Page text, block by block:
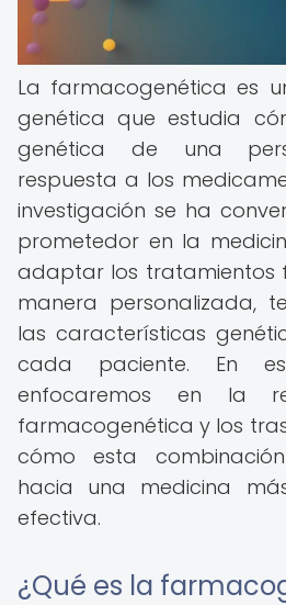
La farmacogenética es
genética que estudia
genética de una
respuesta a los
investigación se ha
prometedor en la
adaptar los tratamientos
manera personalizada,
las características
cada paciente. En
enfocaremos en la
farmacogenética y los
cómo esta
hacia una medicina
efectiva.
¿Qué es la